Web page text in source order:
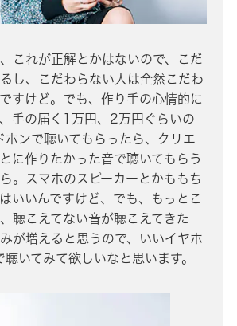
これが正解とかはないので、こだ
し、こだわらない人は全然こだわ
すけど。でも、作り手の心情的に
手の届く1万円、2万円ぐらいの
ンで聴いてもらったら、クリエ
に作りたかった音で聴いてもらう
。スマホのスピーカーとかももち
いいんですけど、でも、もっとこ
聴こえてない音が聴こえてきた
が増えると思うので、いいイヤホ
いてみて欲しいなと思います。